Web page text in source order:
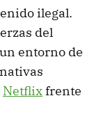
ilegal.
del
entorno de
Netflixfrente